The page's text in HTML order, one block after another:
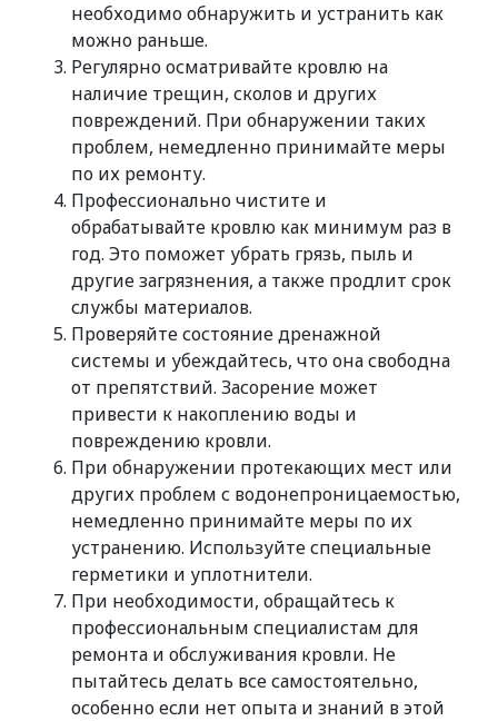
необходимо обнаружить и устранить как
можно раньше.
Регулярно осматривайте кровлю на
наличие трещин, сколов и других
повреждений. При обнаружении таких
проблем, немедленно принимайте меры
по их ремонту.
Профессионально чистите и
обрабатывайте кровлю как минимум раз в
год. Это поможет убрать грязь, пыль и
другие загрязнения, а также продлит срок
службы материалов.
Проверяйте состояние дренажной
системы и убеждайтесь, что она свободна
от препятствий. Засорение может
привести к накоплению воды и
повреждению кровли.
При обнаружении протекающих мест или
других проблем с водонепроницаемостью,
немедленно принимайте меры по их
устранению. Используйте специальные
герметики и уплотнители.
При необходимости, обращайтесь к
профессиональным специалистам для
ремонта и обслуживания кровли. Не
пытайтесь делать все самостоятельно,
особенно если нет опыта и знаний в этой